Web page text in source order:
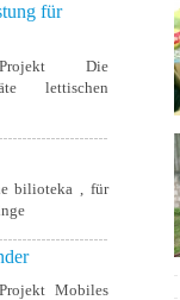
für
Die
lettischen
bilioteka , für
Mobiles